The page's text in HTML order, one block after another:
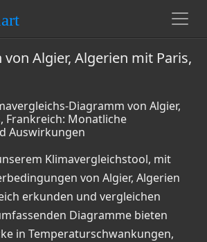
Algier, Algerien mit Paris,
Diagramm von Algier,
Frankreich: Monatliche
Auswirkungen
Klimavergleichstool, mit
von Algier, Algerien
erkunden und vergleichen
Diagramme bieten
in Temperaturschwankungen,